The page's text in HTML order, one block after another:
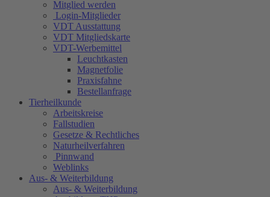
Mitglied werden
Login-Mitglieder
VDT Ausstattung
VDT Mitgliedskarte
VDT-Werbemittel
Leuchtkasten
Magnetfolie
Praxisfahne
Bestellanfrage
Tierheilkunde
Arbeitskreise
Fallstudien
Gesetze & Rechtliches
Naturheilverfahren
Pinnwand
Weblinks
Aus- & Weiterbildung
Aus- & Weiterbildung